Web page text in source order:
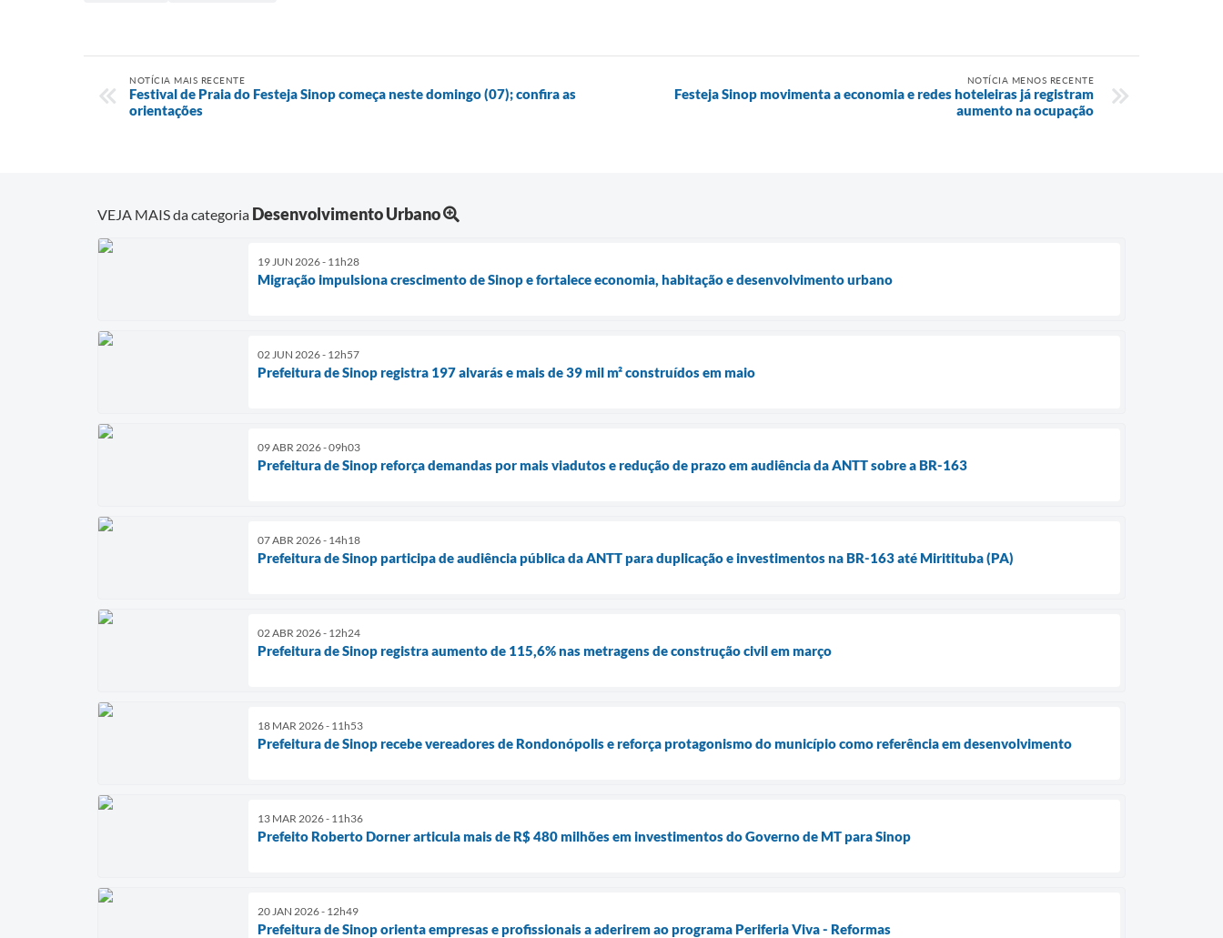
NOTÍCIA MAIS RECENTE
Festival de Praia do Festeja Sinop começa neste domingo (07); confira as
orientações
NOTÍCIA MENOS RECENTE
Festeja Sinop movimenta a economia e redes hoteleiras já registram
aumento na ocupação
VEJA MAIS da categoria Desenvolvimento Urbano
19 JUN 2026 - 11h28
Migração impulsiona crescimento de Sinop e fortalece economia, habitação e desenvolvimento urbano
02 JUN 2026 - 12h57
Prefeitura de Sinop registra 197 alvarás e mais de 39 mil m² construídos em maio
09 ABR 2026 - 09h03
Prefeitura de Sinop reforça demandas por mais viadutos e redução de prazo em audiência da ANTT sobre a BR-163
07 ABR 2026 - 14h18
Prefeitura de Sinop participa de audiência pública da ANTT para duplicação e investimentos na BR-163 até Miritituba (PA)
02 ABR 2026 - 12h24
Prefeitura de Sinop registra aumento de 115,6% nas metragens de construção civil em março
18 MAR 2026 - 11h53
Prefeitura de Sinop recebe vereadores de Rondonópolis e reforça protagonismo do município como referência em desenvolvimento
13 MAR 2026 - 11h36
Prefeito Roberto Dorner articula mais de R$ 480 milhões em investimentos do Governo de MT para Sinop
20 JAN 2026 - 12h49
Prefeitura de Sinop orienta empresas e profissionais a aderirem ao programa Periferia Viva - Reformas